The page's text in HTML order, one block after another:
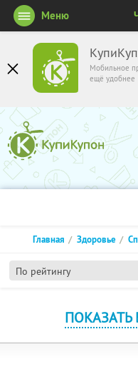
Мобильное
ещё удобнее
Меню
По рейтингу
Главная Здоровье